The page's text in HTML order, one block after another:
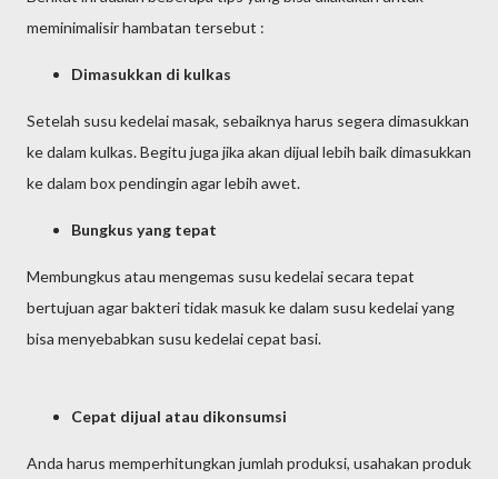
meminimalisir hambatan tersebut :
Dimasukkan di kulkas
Setelah susu kedelai masak, sebaiknya harus segera dimasukkan
ke dalam kulkas. Begitu juga jika akan dijual lebih baik dimasukkan
ke dalam box pendingin agar lebih awet.
Bungkus yang tepat
Membungkus atau mengemas susu kedelai secara tepat
bertujuan agar bakteri tidak masuk ke dalam susu kedelai yang
bisa menyebabkan susu kedelai cepat basi.
Cepat dijual atau dikonsumsi
Anda harus memperhitungkan jumlah produksi, usahakan produk